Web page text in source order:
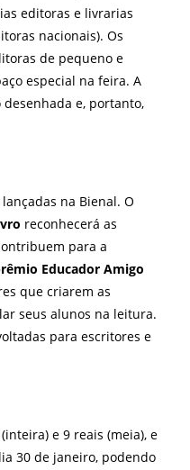
editoras e livrarias
nacionais). Os
de pequeno e
especial na feira. A
e, portanto,
na Bienal. O
reconhecerá as
para a
Educador Amigo
que criarem as
seus alunos na leitura.
para escritores e
e 9 reais (meia), e
30 de janeiro, podendo